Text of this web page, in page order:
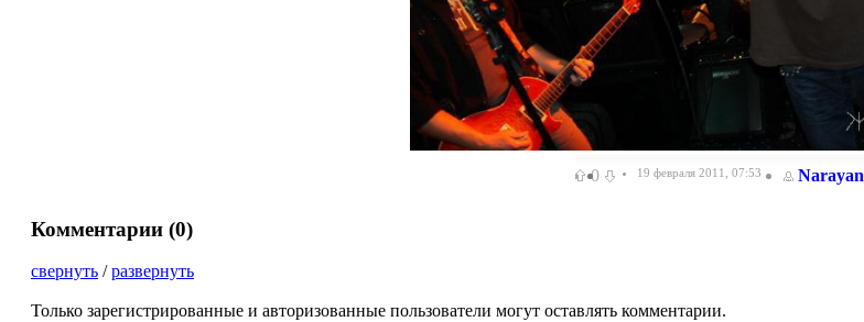
0 19 февраля 2011, 07:53 Narayan
Комментарии (0)
свернуть /развернуть
Только зарегистрированные и авторизованные пользователи могут оставлять комментарии.